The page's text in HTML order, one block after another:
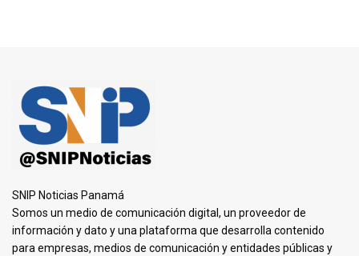
SNIP Noticias Panamá
Somos un medio de comunicación digital, un proveedor de
información y dato y una plataforma que desarrolla contenido
para empresas, medios de comunicación y entidades públicas y